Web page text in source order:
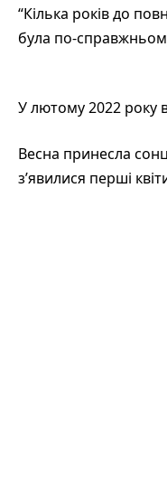
“Кілька років до
була по-
У лютому 2022 року
Весна принесла
з’явилися перші